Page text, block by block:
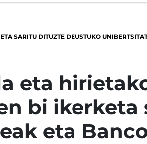
SARITU DITUZTE DEUSTUKO
eta
bi ikerketa
eta Banco